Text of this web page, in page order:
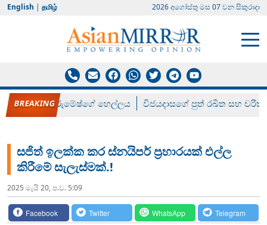
English | தமிழ் 2026 අගෝස්‍තු මස 07 වන සිකුරාදා
රන් ගෙනා රුමේෂ්ගේ හෙල්ලය විජයදාසගේ පුත් රඛිත සහ චරිත්
සජිත් ඉලක්ක කර ස්නයිපර් ප්‍රහාරයක් එල්ල
කිරීමේ සැලැස්මක්.!
2025 මැයි 20, ප.ව. 5:09
Facebook Twitter WhatsApp Telegram